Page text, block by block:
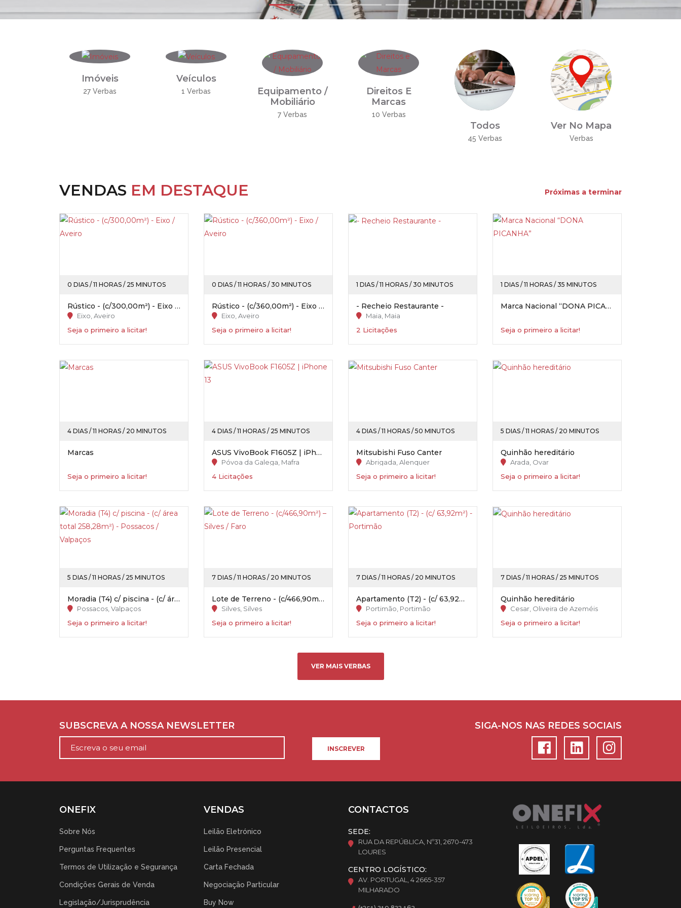
Imóveis
27 Verbas
Veículos
1 Verbas
Equipamento /
Mobiliário
7 Verbas
Direitos E
Marcas
10 Verbas
Todos
45 Verbas
Ver No Mapa
Verbas
VENDAS EM DESTAQUE Próximas a terminar
0 DIAS / 11 HORAS / 25 MINUTOS
Rústico - (c/300,00m²) - Eixo / Aveiro
Eixo, Aveiro
Seja o primeiro a licitar!
0 DIAS / 11 HORAS / 30 MINUTOS
Rústico - (c/360,00m²) - Eixo / Aveiro
Eixo, Aveiro
Seja o primeiro a licitar!
1 DIAS / 11 HORAS / 30 MINUTOS
- Recheio Restaurante -
Maia, Maia
2 Licitações
1 DIAS / 11 HORAS / 35 MINUTOS
Marca Nacional “DONA PICANHA”
Seja o primeiro a licitar!
4 DIAS / 11 HORAS / 20 MINUTOS
Marcas
Seja o primeiro a licitar!
4 DIAS / 11 HORAS / 25 MINUTOS
ASUS VivoBook F1605Z | iPhone 13
Póvoa da Galega, Mafra
4 Licitações
4 DIAS / 11 HORAS / 50 MINUTOS
Mitsubishi Fuso Canter
Abrigada, Alenquer
Seja o primeiro a licitar!
5 DIAS / 11 HORAS / 20 MINUTOS
Quinhão hereditário
Arada, Ovar
Seja o primeiro a licitar!
5 DIAS / 11 HORAS / 25 MINUTOS
Moradia (T4) c/ piscina - (c/ área total 258,28m²) - Possacos / Valpaços
Possacos, Valpaços
Seja o primeiro a licitar!
7 DIAS / 11 HORAS / 20 MINUTOS
Lote de Terreno - (c/466,90m²) – Silves / Faro
Silves, Silves
Seja o primeiro a licitar!
7 DIAS / 11 HORAS / 20 MINUTOS
Apartamento (T2) - (c/ 63,92m²) - Portimão
Portimão, Portimão
Seja o primeiro a licitar!
7 DIAS / 11 HORAS / 25 MINUTOS
Quinhão hereditário
Cesar, Oliveira de Azeméis
Seja o primeiro a licitar!
VER MAIS VERBAS
SUBSCREVA A NOSSA NEWSLETTER SIGA-NOS NAS REDES SOCIAIS
INSCREVER
ONEFIX
Sobre Nós
Perguntas Frequentes
Termos de Utilização e Segurança
Condições Gerais de Venda
Legislação/Jurisprudência
VENDAS
Leilão Eletrónico
Leilão Presencial
Carta Fechada
Negociação Particular
Buy Now
CONTACTOS
SEDE:
RUA DA REPÚBLICA, Nº31, 2670-473
LOURES
CENTRO LOGÍSTICO:
AV. PORTUGAL, 4 2665-357
MILHARADO